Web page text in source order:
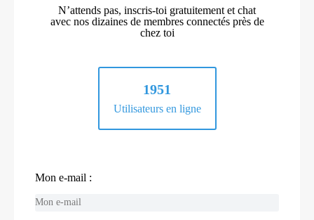
N’attends pas, inscris-toi gratuitement et chat
avec nos dizaines de membres connectés près de
chez toi
1951
Utilisateurs en ligne
Mon e-mail :